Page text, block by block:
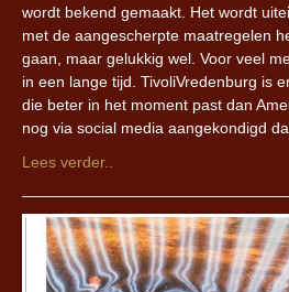
wordt bekend gemaakt. Het wordt
met de aangescherpte maatregelen
gaan, maar gelukkig wel. Voor veel
in een lange tijd. TivoliVredenburg is
die beter in het moment past dan
nog via social media aangekondigd
Lees verder..